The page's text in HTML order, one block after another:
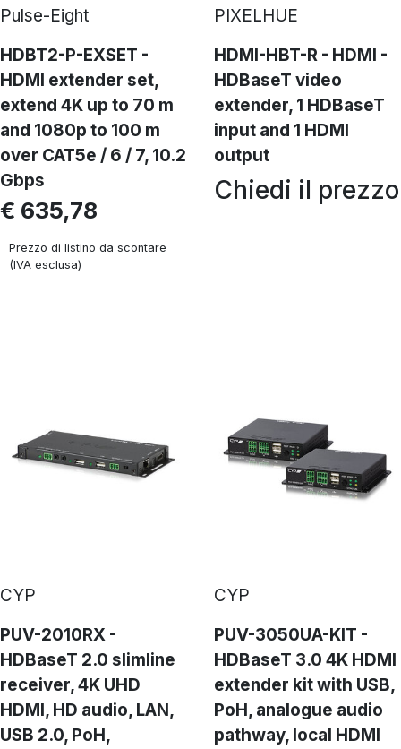
Pulse-Eight
HDBT2-P-EXSET -
HDMI extender set,
extend 4K up to 70 m
and 1080p to 100 m
over CAT5e / 6 / 7, 10.2
Gbps
€ 635,78
Prezzo di listino da scontare
(IVA esclusa)
PIXELHUE
HDMI-HBT-R - HDMI -
HDBaseT video
extender, 1 HDBaseT
input and 1 HDMI
output
Chiedi il prezzo
CYP
PUV-2010RX -
HDBaseT 2.0 slimline
receiver, 4K UHD
HDMI, HD audio, LAN,
USB 2.0, PoH,
CYP
PUV-3050UA-KIT -
HDBaseT 3.0 4K HDMI
extender kit with USB,
PoH, analogue audio
pathway, local HDMI